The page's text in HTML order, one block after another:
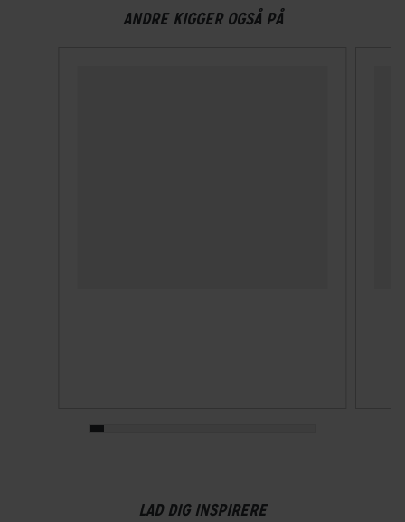
ANDRE KIGGER OGSÅ PÅ
LAD DIG INSPIRERE